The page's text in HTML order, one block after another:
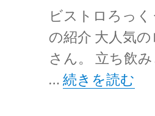
ビストロろっ
の紹介 大人気
さん。 立ち飲
…“ビストロろ
続きを読む